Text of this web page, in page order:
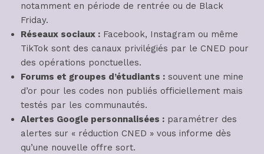
notamment en période de rentrée ou de Black
Friday.
Réseaux sociaux : Facebook, Instagram ou même
TikTok sont des canaux privilégiés par le CNED pour
des opérations ponctuelles.
Forums et groupes d’étudiants : souvent une mine
d’or pour les codes non publiés officiellement mais
testés par les communautés.
Alertes Google personnalisées : paramétrer des
alertes sur « réduction CNED » vous informe dès
qu’une nouvelle offre sort.